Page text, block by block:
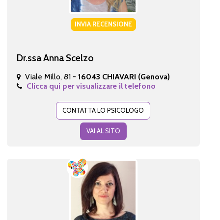
INVIA RECENSIONE
Dr.ssa Anna Scelzo
Viale Millo, 81 - 16043 CHIAVARI (Genova)
Clicca qui per visualizzare il telefono
CONTATTA LO PSICOLOGO
VAI AL SITO